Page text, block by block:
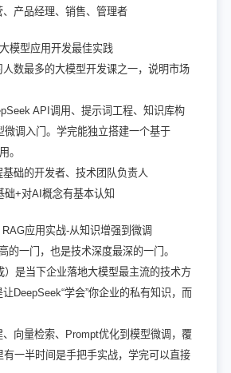
产品经理、销售、管理者
模型应用开发最佳实践
数最多的大模型开发课之一，说明市场
API调用、提示词工程、知识库构
微调入门。学完能独立搭建一个基于
。
础的开发者、技术团队负责人
+对AI概念有基本认知
应用实战-从知识增强到微调
的一门，也是技术深度最深的一门。
）是当下企业落地大模型最主流的技术方
DeepSeek“学会”你企业的私有知识，而
向量检索、Prompt优化到模型微调，覆
有一半时间是手把手实战，学完可以直接